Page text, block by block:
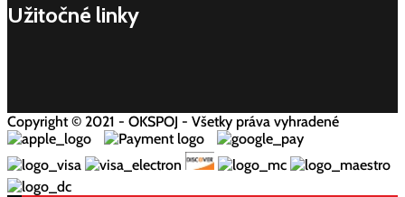
Užitočné linky
Copyright © 2021 - OKSPOJ - Všetky práva vyhradené